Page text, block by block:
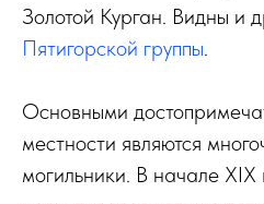
Золотой Курган. Видны и
Пятигорской группы.
Основными
местности являются
могильники. В начале XIX